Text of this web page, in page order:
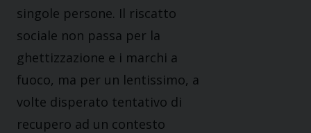
singole persone. Il riscatto
sociale non passa per la
ghettizzazione e i marchi a
fuoco, ma per un lentissimo, a
volte disperato tentativo di
recupero ad un contesto